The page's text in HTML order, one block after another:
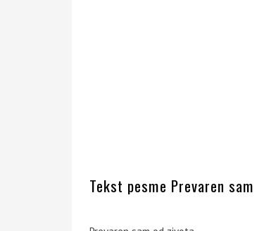
Tekst pesme Prevaren sam